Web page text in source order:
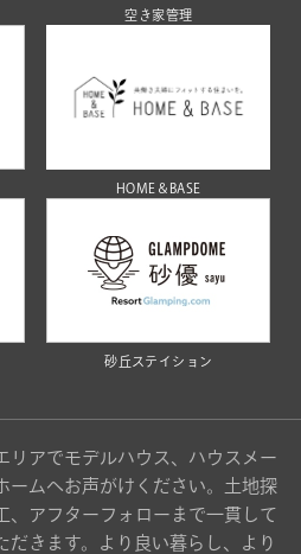
空き家管理
HOME＆BASE
砂丘ステイション
リアでモデルハウス、ハウスメー
ームへお声がけください。土地探
、アフターフォローまで一貫して
だきます。より良い暮らし、より